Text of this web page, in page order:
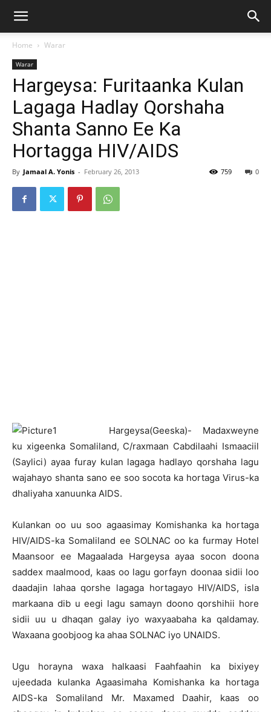
Home Warar
Warar
Hargeysa: Furitaanka Kulan
Lagaga Hadlay Qorshaha
Shanta Sanno Ee Ka
Hortagga HIV/AIDS
By Jamaal A. Yonis - February 26, 2013 0
759
Hargeysa(Geeska)- Madaxweyne
ku xigeenka Somaliland, C/raxmaan Cabdilaahi Ismaaciil
(Saylici) ayaa furay kulan lagaga hadlayo qorshaha lagu
wajahayo shanta sano ee soo socota ka hortaga Virus-ka
dhaliyaha xanuunka AIDS.
Kulankan oo uu soo agaasimay Komishanka ka hortaga
HIV/AIDS-ka Somaliland ee SOLNAC oo ka furmay Hotel
Maansoor ee Magaalada Hargeysa ayaa socon doona
saddex maalmood, kaas oo lagu gorfayn doonaa sidii loo
daadajin lahaa qorshe lagaga hortagayo HIV/AIDS, isla
markaana dib u eegi lagu samayn doono qorshihii hore
sidii uu u dhaqan galay iyo waxyaabaha ka qaldamay.
Waxaana goobjoog ka ahaa SOLNAC iyo UNAIDS.
Ugu horayna waxa halkaasi Faahfaahin ka bixiyey
ujeedada kulanka Agaasimaha Komishanka ka hortaga
AIDS-ka Somaliland Mr. Maxamed Daahir, kaas oo